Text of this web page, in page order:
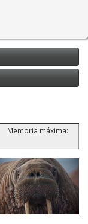
Memoria máxima: